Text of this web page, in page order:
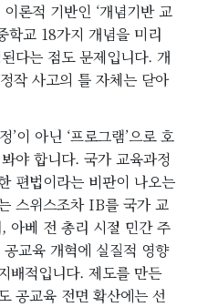
론적 기반인 ‘개념기반 교
학교 18가지 개념을 미리
다는 점도 문제입니다. 개
작 사고의 틀 자체는 닫아
’이 아닌 ‘프로그램’으로 호
야 합니다. 국가 교육과정
편법이라는 비판이 나오는
스위스조차 IB를 국가 교
아베 전 총리 시절 민간 주
교육 개혁에 실질적 영향
배적입니다. 제도를 만든
공교육 전면 확산에는 선